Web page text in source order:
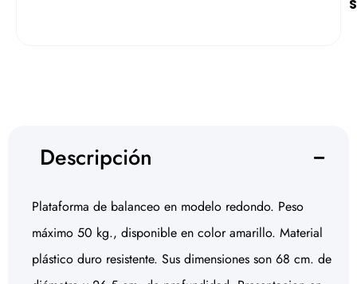
Descripción
Plataforma de balanceo en modelo redondo. Peso
máximo 50 kg., disponible en color amarillo. Material
plástico duro resistente. Sus dimensiones son 68 cm. de